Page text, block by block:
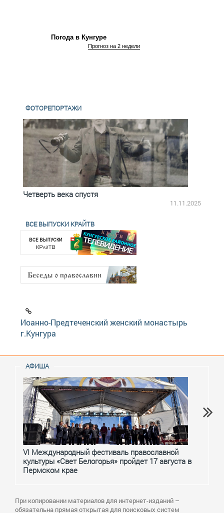
Погода в Кунгуре
Прогноз на 2 недели
ФОТОРЕПОРТАЖИ
Четверть века спустя
11.11.2025
ВСЕ ВЫПУСКИ КРАЙТВ
Иоанно-Предтеченский женский монастырь
г.Кунгура
АФИША
VI Международный фестиваль православной
культуры «Свет Белогорья» пройдет 17 августа в
Пермском крае
При копировании материалов для интернет-изданий –
обязательна прямая открытая для поисковых систем